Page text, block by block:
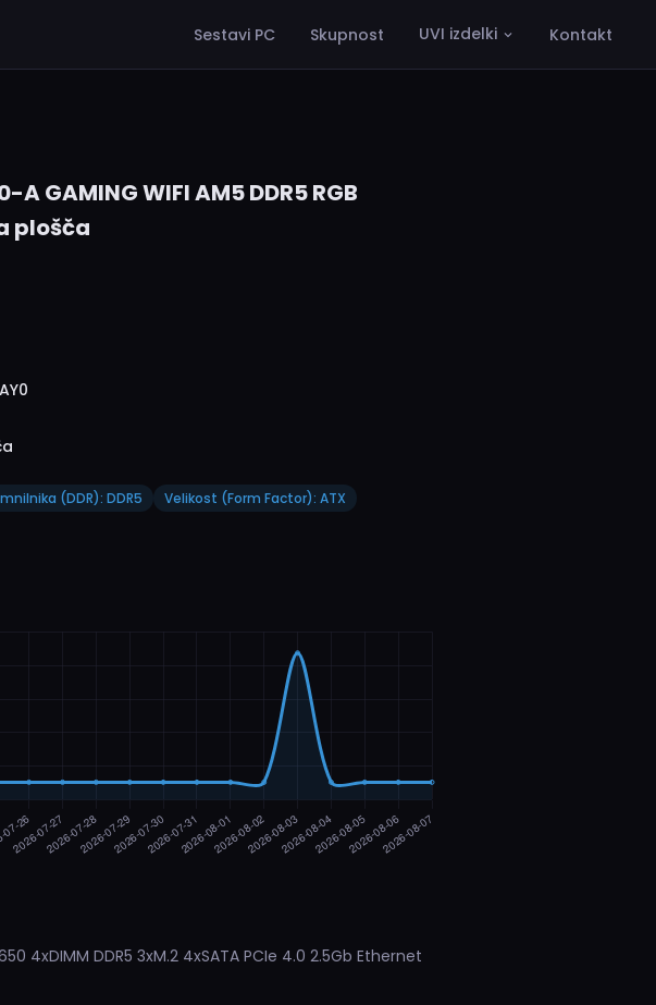
Sestavi PC Skupnost UVI izdelki Kontakt
A GAMING WIFI AM5 DDR5 RGB
plošča
(DDR): DDR5 Velikost (Form Factor): ATX
4xDIMM DDR5 3xM.2 4xSATA PCIe 4.0 2.5Gb Ethernet